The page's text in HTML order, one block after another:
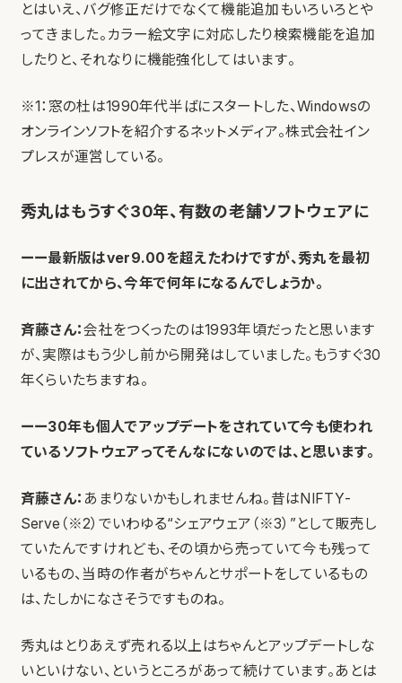
とはいえ、バグ修正だけでなくて機能追加もいろいろとや
ってきました。カラー絵文字に対応したり検索機能を追加
したりと、それなりに機能強化してはいます。
※1：窓の杜は1990年代半ばにスタートした、Windowsの
オンラインソフトを紹介するネットメディア。株式会社イン
プレスが運営している。
秀丸はもうすぐ30年、有数の老舗ソフトウェアに
ーー最新版はver9.00を超えたわけですが、秀丸を最初
に出されてから、今年で何年になるんでしょうか。
斉藤さん：会社をつくったのは1993年頃だったと思います
が、実際はもう少し前から開発はしていました。もうすぐ30
年くらいたちますね。
ーー30年も個人でアップデートをされていて今も使われ
ているソフトウェアってそんなにないのでは、と思います。
斉藤さん： あまりないかもしれませんね。昔はNIFTY-
Serve（※2）でいわゆる“シェアウェア（※3）”として販売し
ていたんですけれども、その頃から売っていて今も残って
いるもの、当時の作者がちゃんとサポートをしているもの
は、たしかになさそうですものね。
秀丸はとりあえず売れる以上はちゃんとアップデートしな
いといけない、というところがあって続けています。あとは